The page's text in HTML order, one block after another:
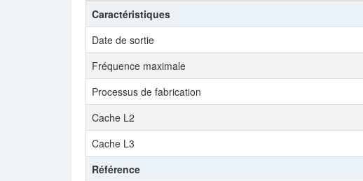
Caractéristiques
Date de sortie
Fréquence maximale
Processus de fabrication
Cache L2
Cache L3
Référence